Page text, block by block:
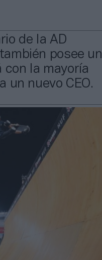
de la AD
posee un
con la mayoría
un nuevo CEO.